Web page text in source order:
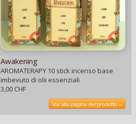
Awakening
AROMATERAPY 10 stick incenso base
imbevuto di olii essenziali
3,00 CHF
Vai alla pagina del prodotto »